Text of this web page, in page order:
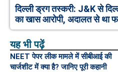
दिल्ली ड्रग तस्करी: J&K से
का खास आरोपी, अदालत से था
यह भी पढ़ें
NEET पेपर लीक मामले में सीबीआई की
चार्जशीट में क्या है? जानिए पूरी कहानी